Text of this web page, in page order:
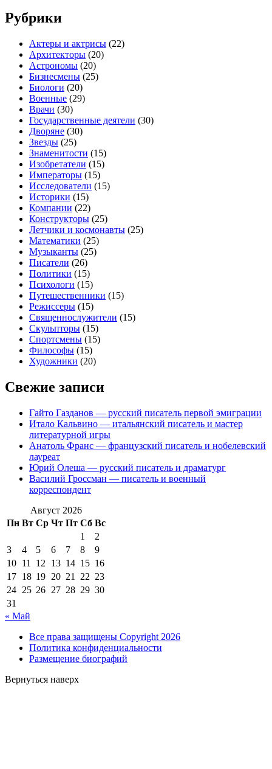
Рубрики
Актеры и актрисы (22)
Архитекторы (20)
Астрономы (20)
Бизнесмены (25)
Биологи (20)
Военные (29)
Врачи (30)
Государственные деятели (30)
Дворяне (30)
Звезды (25)
Знаменитости (15)
Изобретатели (15)
Императоры (15)
Исследователи (15)
Историки (15)
Компании (22)
Конструкторы (25)
Летчики и космонавты (25)
Математики (25)
Музыканты (25)
Писатели (26)
Политики (15)
Психологи (15)
Путешественники (15)
Режиссеры (15)
Священнослужители (15)
Скульпторы (15)
Спортсмены (15)
Философы (15)
Художники (20)
Свежие записи
Гайто Газданов — русский писатель первой эмиграции
Итало Кальвино — итальянский писатель и мастер
литературной игры
Анатоль Франс — французский писатель и нобелевский
лауреат
Юрий Олеша — русский писатель и драматург
Василий Гроссман — писатель и военный
корреспондент
Август 2026
Пн Вт Ср Чт Пт Сб Вс
1
2
3
4 5 6 7 8
9
10 11 12 13 14 15 16
17 18 19 20 21 22 23
24 25 26 27 28 29 30
31
« Май
Все права защищены Copyright 2026
Политика конфиденциальности
Размещение биографий
Вернуться наверх